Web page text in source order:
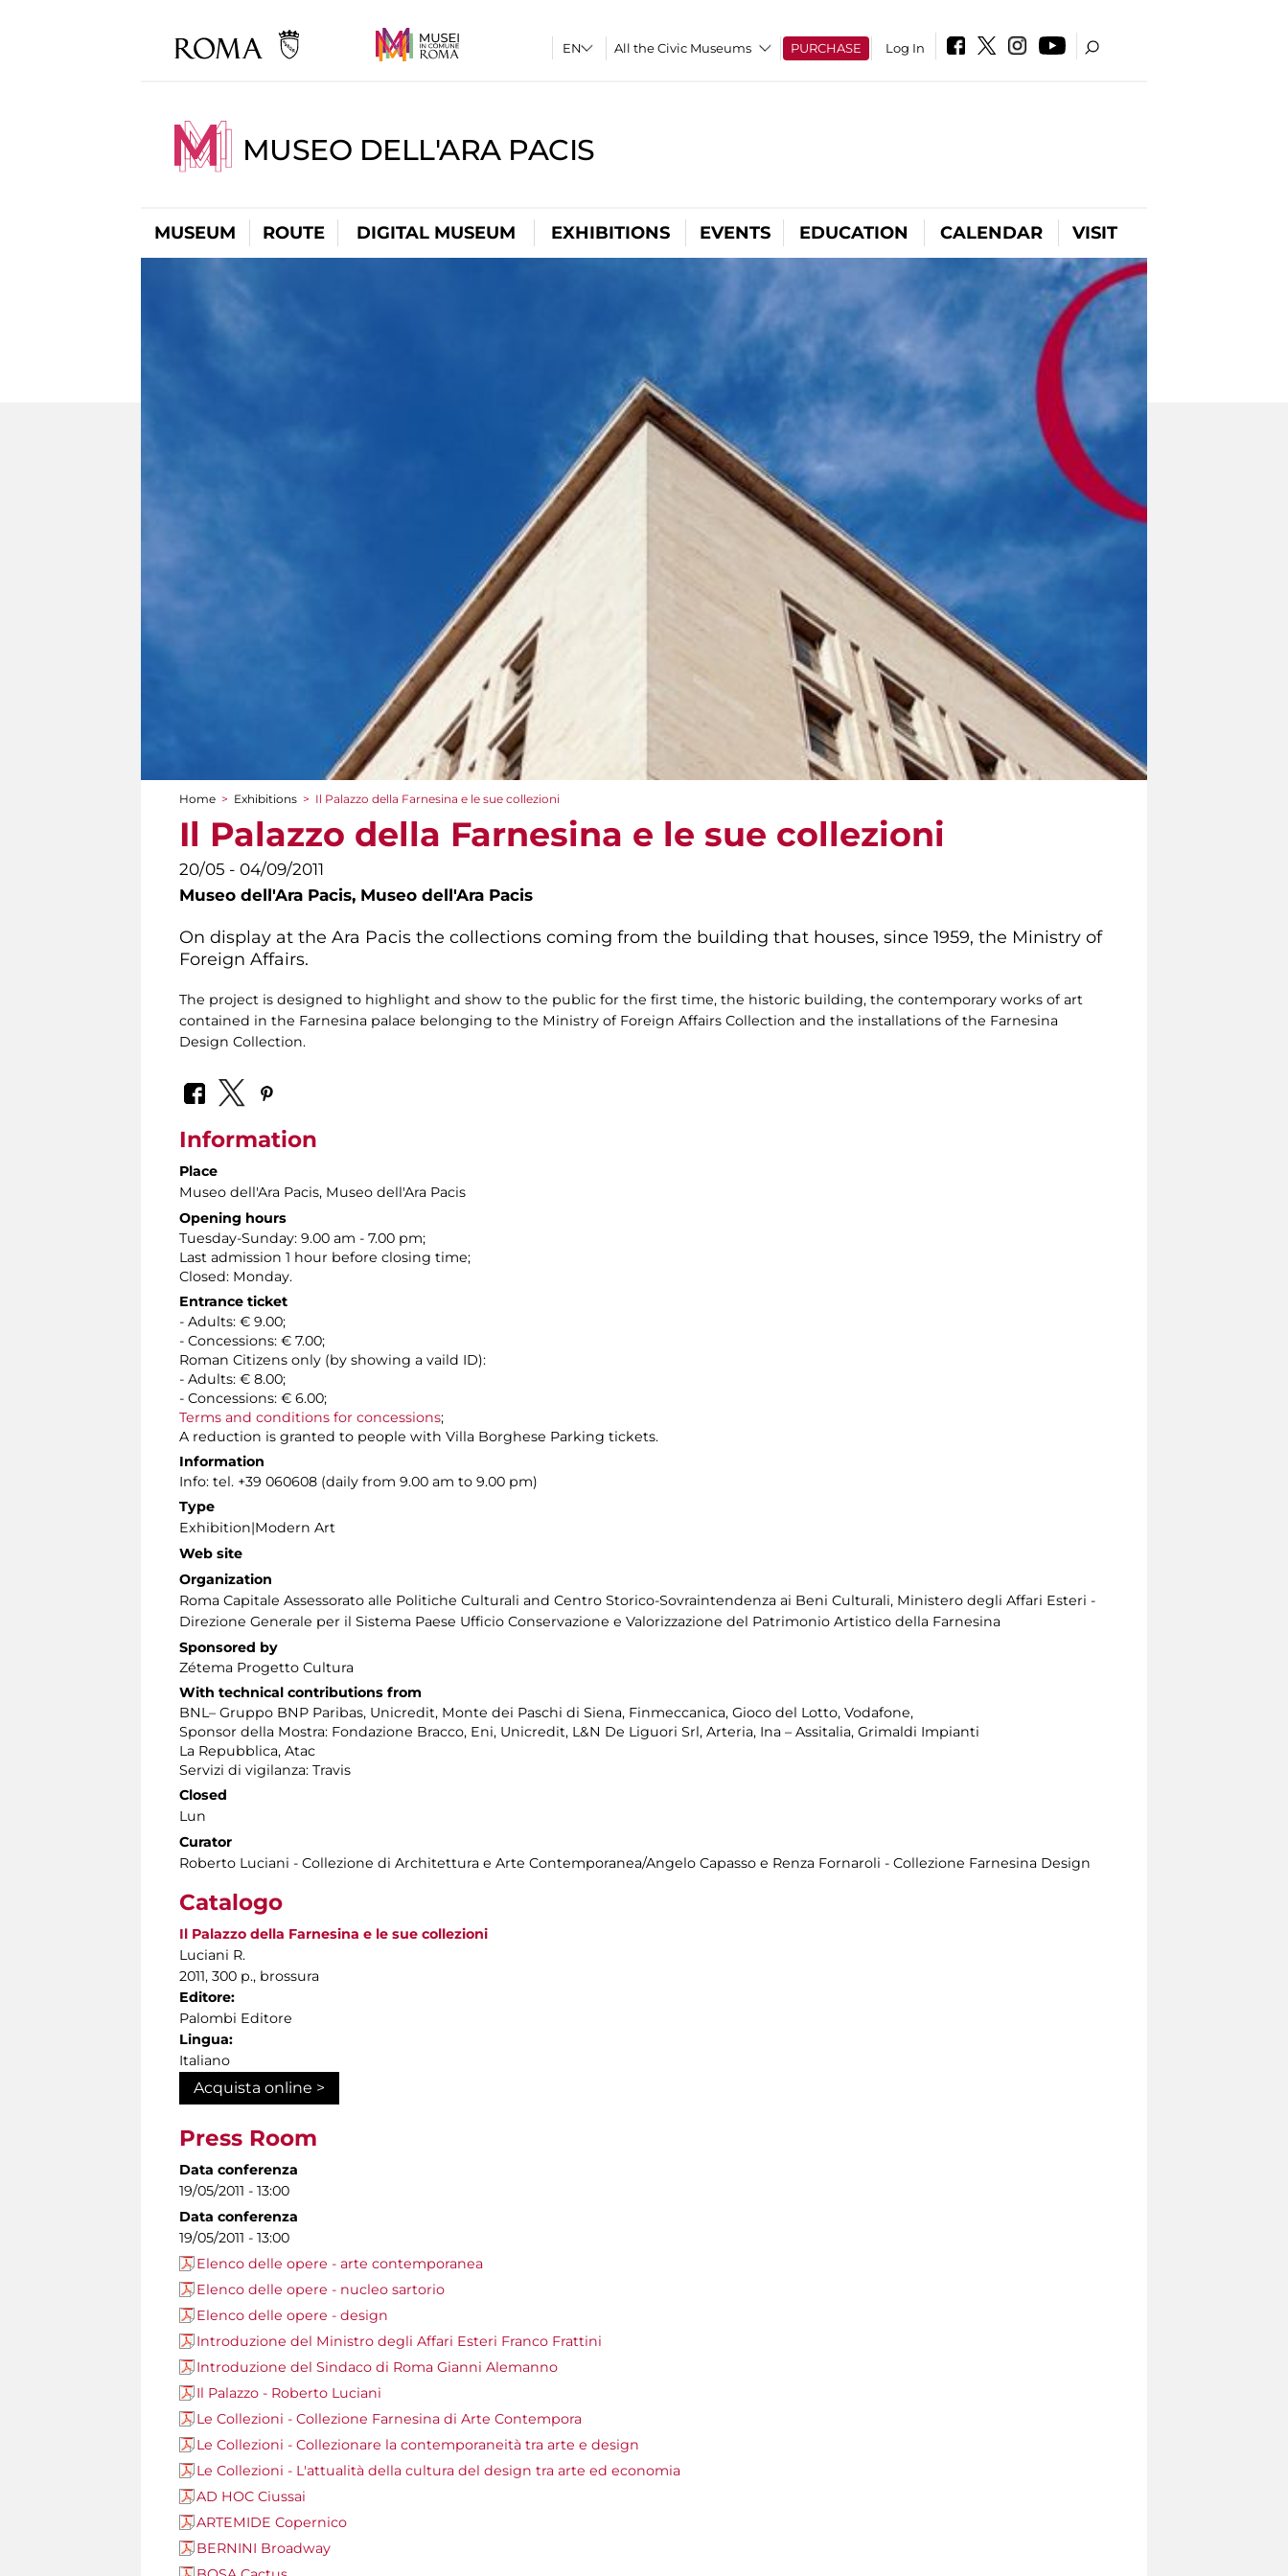
All the Civic Museums PURCHASE Log In
MUSEO DELL'ARA PACIS
MUSEUM ROUTE DIGITAL MUSEUM EXHIBITIONS EVENTS EDUCATION CALENDAR VISIT
You are here
Home > Exhibitions > Il Palazzo della Farnesina e le sue collezioni
Il Palazzo della Farnesina e le sue collezioni
20/05 - 04/09/2011
Museo dell'Ara Pacis, Museo dell'Ara Pacis
On display at the Ara Pacis the collections coming from the building that houses, since 1959, the Ministry of
Foreign Affairs.
The project is designed to highlight and show to the public for the first time, the historic building, the contemporary works of art
contained in the Farnesina palace belonging to the Ministry of Foreign Affairs Collection and the installations of the Farnesina
Design Collection.
Information
Place
Museo dell'Ara Pacis, Museo dell'Ara Pacis
Opening hours
Tuesday-Sunday: 9.00 am - 7.00 pm;
Last admission 1 hour before closing time;
Closed: Monday.
Entrance ticket
- Adults: € 9.00;
- Concessions: € 7.00;
Roman Citizens only (by showing a vaild ID):
- Adults: € 8.00;
- Concessions: € 6.00;
Terms and conditions for concessions;
A reduction is granted to people with Villa Borghese Parking tickets.
Information
Info: tel. +39 060608 (daily from 9.00 am to 9.00 pm)
Type
Exhibition|Modern Art
Web site
Organization
Roma Capitale Assessorato alle Politiche Culturali and Centro Storico-Sovraintendenza ai Beni Culturali, Ministero degli Affari Esteri -
Direzione Generale per il Sistema Paese Ufficio Conservazione e Valorizzazione del Patrimonio Artistico della Farnesina
Sponsored by
Zétema Progetto Cultura
With technical contributions from
BNL– Gruppo BNP Paribas, Unicredit, Monte dei Paschi di Siena, Finmeccanica, Gioco del Lotto, Vodafone,
Sponsor della Mostra: Fondazione Bracco, Eni, Unicredit, L&N De Liguori Srl, Arteria, Ina – Assitalia, Grimaldi Impianti
La Repubblica, Atac
Servizi di vigilanza: Travis
Closed
Lun
Curator
Roberto Luciani - Collezione di Architettura e Arte Contemporanea/Angelo Capasso e Renza Fornaroli - Collezione Farnesina Design
Catalogo
Il Palazzo della Farnesina e le sue collezioni
Luciani R.
2011, 300 p., brossura
Editore:
Palombi Editore
Lingua:
Italiano
Acquista online >
Press Room
Data conferenza
19/05/2011 - 13:00
Data conferenza
19/05/2011 - 13:00
Elenco delle opere - arte contemporanea
Elenco delle opere - nucleo sartorio
Elenco delle opere - design
Introduzione del Ministro degli Affari Esteri Franco Frattini
Introduzione del Sindaco di Roma Gianni Alemanno
Il Palazzo - Roberto Luciani
Le Collezioni - Collezione Farnesina di Arte Contempora
Le Collezioni - Collezionare la contemporaneità tra arte e design
Le Collezioni - L'attualità della cultura del design tra arte ed economia
AD HOC Ciussai
ARTEMIDE Copernico
BERNINI Broadway